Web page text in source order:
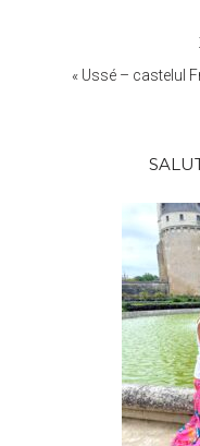
« Ussé – castelul
principală